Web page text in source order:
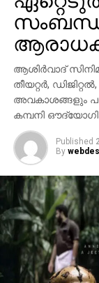
ആശിർവാദ്
തീയറ്റർ,
അവകാശങ്ങളും
കമ്പനി
Published
By